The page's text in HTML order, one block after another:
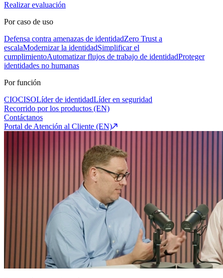
Realizar evaluación
Por caso de uso
Defensa contra amenazas de identidadZero Trust a
escalaModernizar la identidadSimplificar el
cumplimientoAutomatizar flujos de trabajo de identidadProteger
identidades no humanas
Por función
CIOCISOLíder de identidadLíder en seguridad
Recorrido por los productos (EN)
Contáctanos
Portal de Atención al Cliente (EN)